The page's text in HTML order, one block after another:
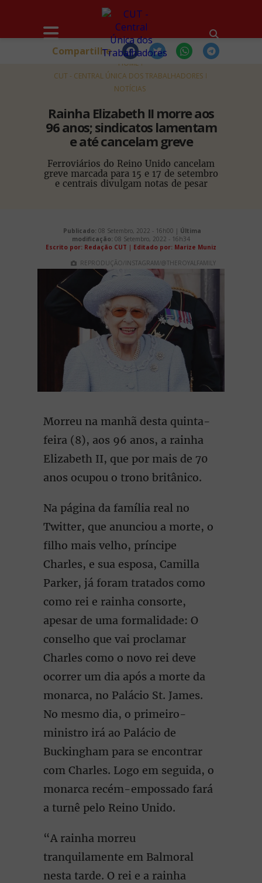
HOME
CUT - CENTRAL ÚNICA DOS TRABALHADORES
NOTÍCIAS
Rainha Elizabeth II morre aos
96 anos; sindicatos lamentam
e até cancelam greve
Ferroviários do Reino Unido cancelam
greve marcada para 15 e 17 de setembro
e centrais divulgam notas de pesar
Compartilhe
Publicado: 08 Setembro, 2022 - 16h00 | Última
modificação: 08 Setembro, 2022 - 16h34
Escrito por: Redação CUT | Editado por: Marize Muniz
REPRODUÇÃO/INSTAGRAM/@THEROYALFAMILY
Morreu na manhã desta quinta-
feira (8), aos 96 anos, a rainha
Elizabeth II, que por mais de 70
anos ocupou o trono britânico.
Na página da família real no
Twitter, que anunciou a morte, o
filho mais velho, príncipe
Charles, e sua esposa, Camilla
Parker, já foram tratados como
como rei e rainha consorte,
apesar de uma formalidade: O
conselho que vai proclamar
Charles como o novo rei deve
ocorrer um dia após a morte da
monarca, no Palácio St. James.
No mesmo dia, o primeiro-
ministro irá ao Palácio de
Buckingham para se encontrar
com Charles. Logo em seguida, o
monarca recém-empossado fará
a turnê pelo Reino Unido.
“A rainha morreu
tranquilamente em Balmoral
nesta tarde. O rei e a rainha